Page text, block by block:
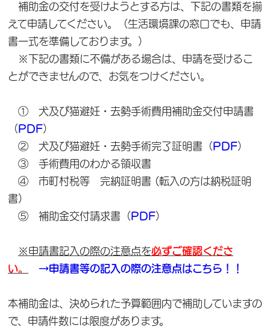
補助金の交付を受けようとする方は、下記の書類を揃
えて申請してください。（生活環境課の窓口でも、申請
書一式を準備しております。）
※下記の書類に不備がある場合は、申請を受けるこ
とができませんので、お気をつけください。
① 犬及び猫避妊・去勢手術費用補助金交付申請書
（PDF）
② 犬及び猫避妊・去勢手術完了証明書（PDF）
③ 手術費用のわかる領収書
④ 市町村税等 完納証明書 (転入の方は納税証明
書）
⑤ 補助金交付請求書（PDF）
※申請書記入の際の注意点を必ずご確認くださ
い。
→申請書等の記入の際の注意点はこちら！！
本補助金は、決められた予算範囲内で補助していますの
で、申請件数には限度があります。